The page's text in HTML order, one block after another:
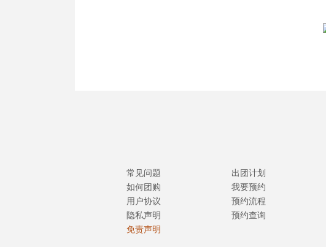
常见问题
如何团购
用户协议
隐私声明
免责声明
出团计划
我要预约
预约流程
预约查询